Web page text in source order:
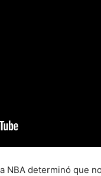
NBA determinó que